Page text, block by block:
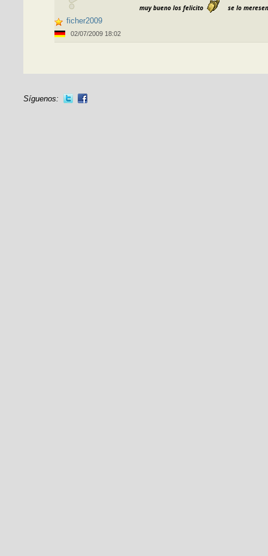
ficher2009
02/07/2009 18:02
muy bueno los felicito se lo
Síguenos: